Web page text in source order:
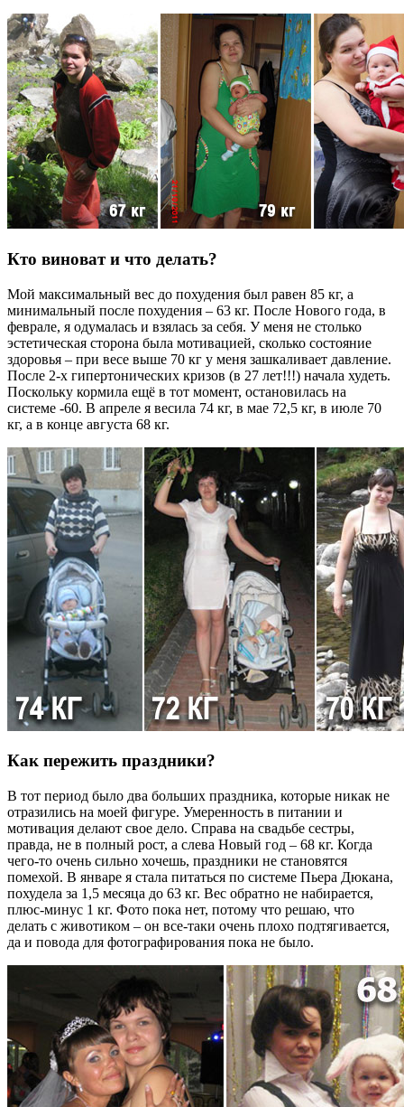
Кто виноват и что делать?
Мой максимальный вес до похудения был равен 85 кг, а
минимальный после похудения – 63 кг. После Нового года, в
феврале, я одумалась и взялась за себя. У меня не столько
эстетическая сторона была мотивацией, сколько состояние
здоровья – при весе выше 70 кг у меня зашкаливает давление.
После 2-х гипертонических кризов (в 27 лет!!!) начала худеть.
Поскольку кормила ещё в тот момент, остановилась на
системе -60. В апреле я весила 74 кг, в мае 72,5 кг, в июле 70
кг, а в конце августа 68 кг.
Как пережить праздники?
В тот период было два больших праздника, которые никак не
отразились на моей фигуре. Умеренность в питании и
мотивация делают свое дело. Справа на свадьбе сестры,
правда, не в полный рост, а слева Новый год – 68 кг. Когда
чего-то очень сильно хочешь, праздники не становятся
помехой. В январе я стала питаться по системе Пьера Дюкана,
похудела за 1,5 месяца до 63 кг. Вес обратно не набирается,
плюс-минус 1 кг. Фото пока нет, потому что решаю, что
делать с животиком – он все-таки очень плохо подтягивается,
да и повода для фотографирования пока не было.